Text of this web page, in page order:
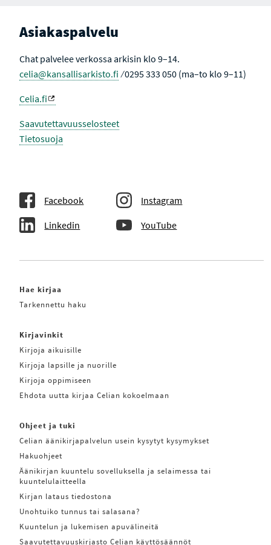
Asiakaspalvelu
Chat palvelee verkossa arkisin klo 9–14.
celia@kansallisarkisto.fi ⁄ 0295 333 050 (ma–to klo 9–11)
Celia.fi
Saavutettavuusselosteet
Tietosuoja
Facebook Instagram
Linkedin YouTube
Hae kirjaa
Tarkennettu haku
Kirjavinkit
Kirjoja aikuisille
Kirjoja lapsille ja nuorille
Kirjoja oppimiseen
Ehdota uutta kirjaa Celian kokoelmaan
Ohjeet ja tuki
Celian äänikirjapalvelun usein kysytyt kysymykset
Hakuohjeet
Äänikirjan kuuntelu sovelluksella ja selaimessa tai
kuuntelulaitteella
Kirjan lataus tiedostona
Unohtuiko tunnus tai salasana?
Kuuntelun ja lukemisen apuvälineitä
Saavutettavuuskirjasto Celian käyttösäännöt